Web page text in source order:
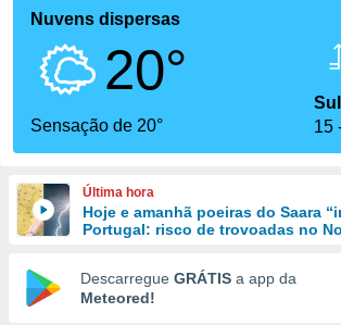
foi
fornecidas
a este
das
e
forma
digital
Nuvens dispersas
20°
Sensação de 20°
Sul
15
Última hora
Hoje e amanhã poeiras do Saara
Portugal: risco de trovoadas no
Descarregue GRÁTIS a app da
Meteored!